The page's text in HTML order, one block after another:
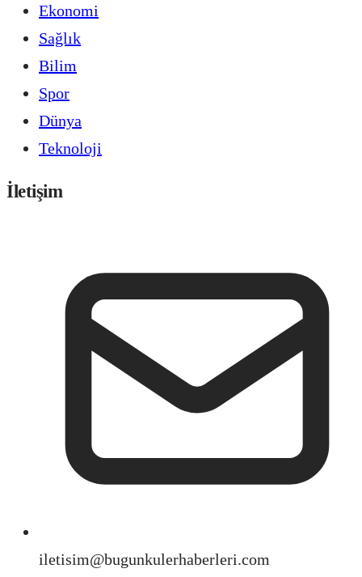
Ekonomi
Sağlık
Bilim
Spor
Dünya
Teknoloji
İletişim
iletisim@bugunkulerhaberleri.com